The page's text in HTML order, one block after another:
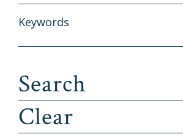
Keywords